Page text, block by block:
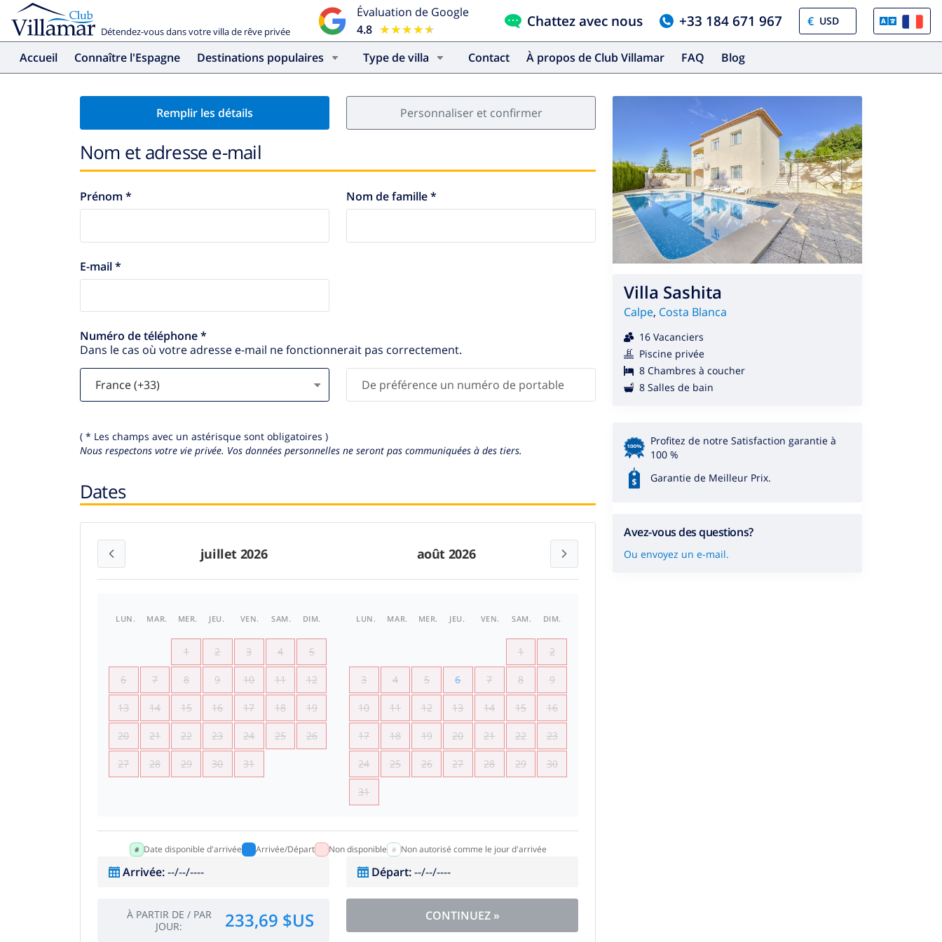
Détendez-vous dans votre villa de rêve privée
Évaluation de Google
4.8 ★★★★★
★★★★★ Chattez avec nous +33 184 671 967 €
Accueil Connaître l'Espagne Destinations populaires Type de villa Contact À propos de Club Villamar FAQ Blog
Remplir les détails Personnaliser et confirmer
Nom et adresse e-mail
Prénom * Nom de famille *
E-mail *
Numéro de téléphone *
Dans le cas où votre adresse e-mail ne fonctionnerait pas correctement.
( * Les champs avec un astérisque sont obligatoires )
Nous respectons votre vie privée. Vos données personnelles ne seront pas communiquées à des tiers.
Dates
juillet 2026 août 2026
LUN. MAR. MER. JEU. VEN. SAM. DIM.
1 2 3 4 5
6 7 8 9 10 11 12
13 14 15 16 17 18 19
20 21 22 23 24 25 26
27 28 29 30 31
LUN. MAR. MER. JEU. VEN. SAM. DIM.
1 2
3 4 5 6 7 8 9
10 11 12 13 14 15 16
17 18 19 20 21 22 23
24 25 26 27 28 29 30
31
Date disponible d'arrivée Arrivée/Départ Non disponible Non autorisé comme le jour d'arrivée
Arrivée:--/--/---- Départ:--/--/----
À PARTIR DE / PAR
JOUR: 233,69 $US CONTINUEZ»
Villa Sashita
Calpe, Costa Blanca
16 Vacanciers
Piscine privée
8 Chambres à coucher
8 Salles de bain
Profitez de notre Satisfaction garantie à
100 %
Garantie de Meilleur Prix.
Avez-vous des questions?
Ou envoyez un e-mail.